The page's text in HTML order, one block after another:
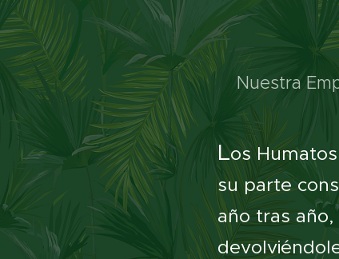
Nuestra
LosHumatos
su parte
año tras